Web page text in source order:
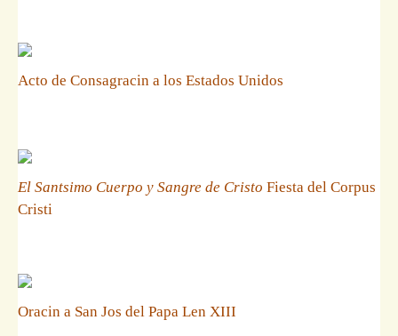
Acto de Consagracin a los Estados Unidos
El Santsimo Cuerpo y Sangre de Cristo Fiesta del Corpus
Cristi
Oracin a San Jos del Papa Len XIII